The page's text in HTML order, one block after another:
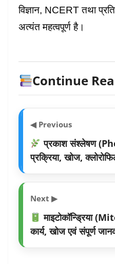
विज्ञान, NCERT तथा
अत्यंत महत्वपूर्ण है।
Continue
◀ Previous
प्रकाश संश्लेषण
प्रक्रिया, खोज,
जानकारी
Next ▶
माइटोकॉन्ड्रिया
कार्य, खोज एवं संपूर्ण